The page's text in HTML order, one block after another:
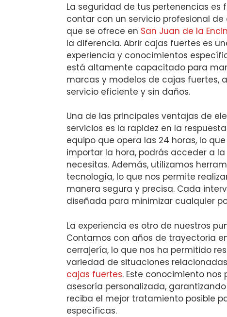
La seguridad de tus pertenencias es
contar con un servicio profesional de
que se ofrece en San Juan de la
la diferencia. Abrir cajas fuertes es
experiencia y conocimientos
está altamente capacitado para
marcas y modelos de cajas fuertes,
servicio eficiente y sin daños.
Una de las principales ventajas de
servicios es la rapidez en la
equipo que opera las 24 horas, lo
importar la hora, podrás acceder a
necesitas. Además, utilizamos
tecnología, lo que nos permite
manera segura y precisa. Cada
diseñada para minimizar cualquier
La experiencia es otro de nuestros
Contamos con años de trayectoria
cerrajería, lo que nos ha permitido
variedad de situaciones
cajas fuertes. Este conocimiento
asesoría personalizada,
reciba el mejor tratamiento posible
específicas.